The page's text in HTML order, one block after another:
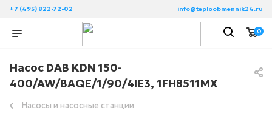
+7 (495) 822-72-02 info@teploobmennik24.ru
0
Насос DAB KDN 150-
400/AW/BAQE/1/90/4IE3, 1FH8511MX
Насосы и насосные станции